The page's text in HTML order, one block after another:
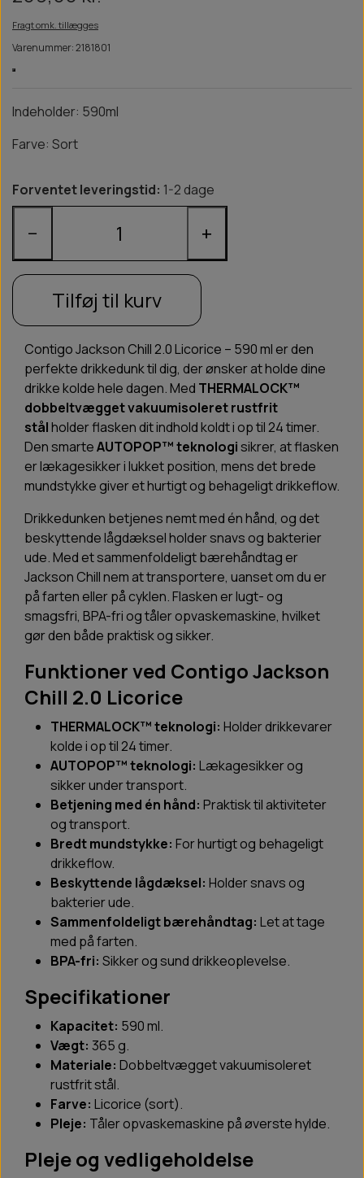
Fragt omk. tillægges
Varenummer: 2181801
Indeholder: 590ml
Farve: Sort
Forventet leveringstid: 1-2 dage
− +
Tilføj til kurv
Contigo Jackson Chill 2.0 Licorice – 590 ml er den
perfekte drikkedunk til dig, der ønsker at holde dine
drikke kolde hele dagen. Med THERMALOCK™
dobbeltvægget vakuumisoleret rustfrit
stålholder flasken dit indhold koldt i op til 24 timer.
Den smarteAUTOPOP™ teknologisikrer, at flasken
er lækagesikker i lukket position, mens det brede
mundstykke giver et hurtigt og behageligt drikkeflow.
Drikkedunken betjenes nemt med én hånd, og det
beskyttende lågdæksel holder snavs og bakterier
ude. Med et sammenfoldeligt bærehåndtag er
Jackson Chill nem at transportere, uanset om du er
på farten eller på cyklen. Flasken er lugt- og
smagsfri, BPA-fri og tåler opvaskemaskine, hvilket
gør den både praktisk og sikker.
Funktioner ved Contigo Jackson
Chill 2.0 Licorice
THERMALOCK™ teknologi: Holder drikkevarer
kolde i op til 24 timer.
AUTOPOP™ teknologi: Lækagesikker og
sikker under transport.
Betjening med én hånd: Praktisk til aktiviteter
og transport.
Bredt mundstykke: For hurtigt og behageligt
drikkeflow.
Beskyttende lågdæksel: Holder snavs og
bakterier ude.
Sammenfoldeligt bærehåndtag: Let at tage
med på farten.
BPA-fri: Sikker og sund drikkeoplevelse.
Specifikationer
Kapacitet: 590 ml.
Vægt: 365 g.
Materiale: Dobbeltvægget vakuumisoleret
rustfrit stål.
Farve: Licorice (sort).
Pleje: Tåler opvaskemaskine på øverste hylde.
Pleje og vedligeholdelse